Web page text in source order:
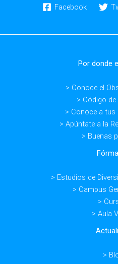
Facebook
Por donde
> Conoce el
> Código
> Conoce a tus
> Apúntate a la
> Buenas
> Estudios de
> Campus
>
> Aula
>